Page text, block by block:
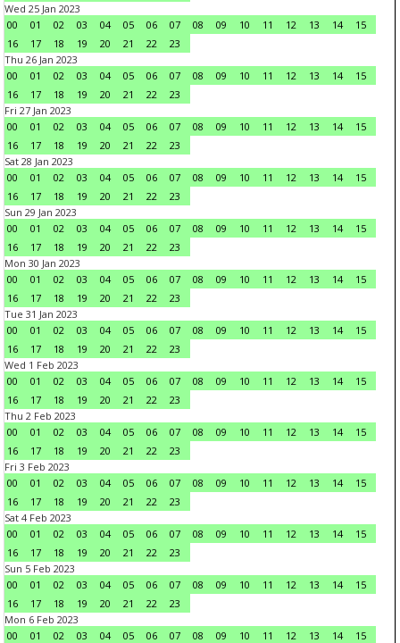
Wed 25 Jan 2023
00
01 02 03 04 05 06 07 08 09 10 11 12 13 14
15
16
17 18 19 20 21 22
23
Thu 26 Jan 2023
00
01 02 03 04 05 06 07 08 09 10 11 12 13 14
15
16
17 18 19 20 21 22
23
Fri 27 Jan 2023
00
01 02 03 04 05 06 07 08 09 10 11 12 13 14
15
16
17 18 19 20 21 22
23
Sat 28 Jan 2023
00
01 02 03 04 05 06 07 08 09 10 11 12 13 14
15
16
17 18 19 20 21 22
23
Sun 29 Jan 2023
00
01 02 03 04 05 06 07 08 09 10 11 12 13 14
15
16
17 18 19 20 21 22
23
Mon 30 Jan 2023
00
01 02 03 04 05 06 07 08 09 10 11 12 13 14
15
16
17 18 19 20 21 22
23
Tue 31 Jan 2023
00
01 02 03 04 05 06 07 08 09 10 11 12 13 14
15
16
17 18 19 20 21 22
23
Wed 1 Feb 2023
00
01 02 03 04 05 06 07 08 09 10 11 12 13 14
15
16
17 18 19 20 21 22
23
Thu 2 Feb 2023
00
01 02 03 04 05 06 07 08 09 10 11 12 13 14
15
16
17 18 19 20 21 22
23
Fri 3 Feb 2023
00
01 02 03 04 05 06 07 08 09 10 11 12 13 14
15
16
17 18 19 20 21 22
23
Sat 4 Feb 2023
00
01 02 03 04 05 06 07 08 09 10 11 12 13 14
15
16
17 18 19 20 21 22
23
Sun 5 Feb 2023
00
01 02 03 04 05 06 07 08 09 10 11 12 13 14
15
16
17 18 19 20 21 22
23
Mon 6 Feb 2023
00
01 02 03 04 05 06 07 08 09 10 11 12 13 14
15